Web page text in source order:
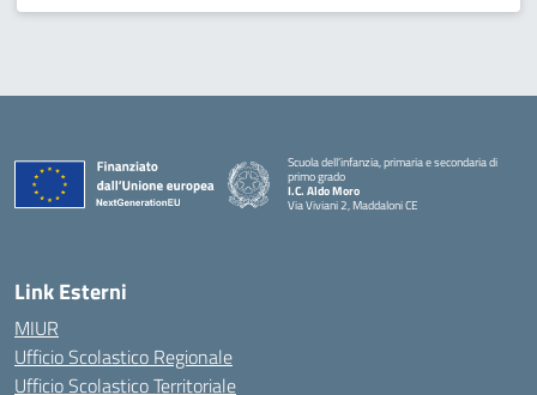
Scuola dell’infanzia, primaria e secondaria di
primo grado
I.C. Aldo Moro
Via Viviani 2, Maddaloni CE
Link Esterni
MIUR
Ufficio Scolastico Regionale
Ufficio Scolastico Territoriale